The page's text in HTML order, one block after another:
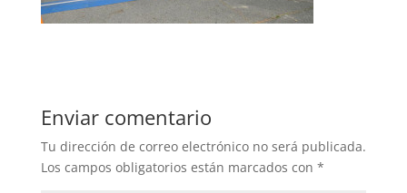
Enviar comentario
Tu dirección de correo electrónico no será publicada.
Los campos obligatorios están marcados con *